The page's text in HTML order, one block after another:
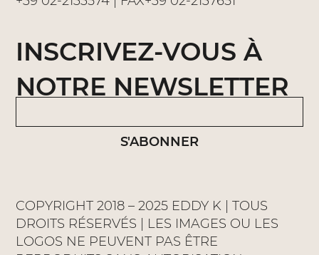
COPYRIGHT 2018 – 2025 EDDY K | TOUS
DROITS RÉSERVÉS | LES IMAGES OU LES
LOGOS NE PEUVENT PAS ÊTRE
S'ABONNER
INSCRIVEZ-VOUS À
NOTRE NEWSLETTER